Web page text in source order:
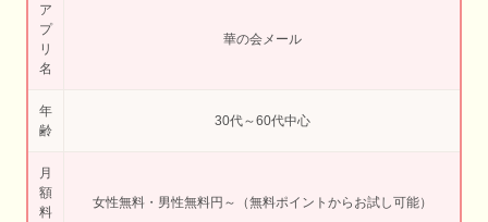
ア
プ
リ
名
華の会メール
年
齢
30代～60代中心
月
額
料
女性無料・男性無料円～（無料ポイントからお試し可能）